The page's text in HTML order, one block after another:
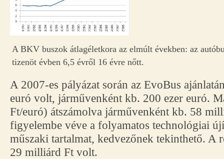
A BKV buszok átlagéletkora az elmúlt években: az
tizenöt évben 6,5 évről 16 évre nőtt.
A 2007-es pályázat során az EvoBus
euró volt, járművenként kb. 200 ezer euró.
Ft/euró) átszámolva járművenként kb. 58
figyelembe véve a folyamatos technológiai
műszaki tartalmat, kedvezőnek tekinthető. A
29 milliárd Ft volt.